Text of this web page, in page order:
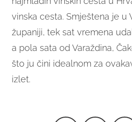
vinska cesta. Smještena je u
županiji, tek sat vremena
a pola sata od Varaždina,
što ju čini idealnom za
izlet.